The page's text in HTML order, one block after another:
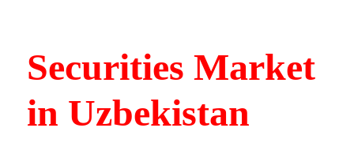
Securities Market
in Uzbekistan